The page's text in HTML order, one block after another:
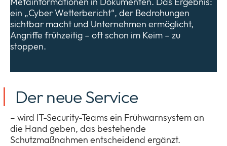
ein „Cyber Wetterbericht“, der Bedrohungen
sichtbar macht und Unternehmen ermöglicht,
Angriffe frühzeitig – oft schon im Keim – zu
stoppen.
Der neue Service
– wird IT-Security-Teams ein Frühwarnsystem an
die Hand geben, das bestehende
Schutzmaßnahmen entscheidend ergänzt.